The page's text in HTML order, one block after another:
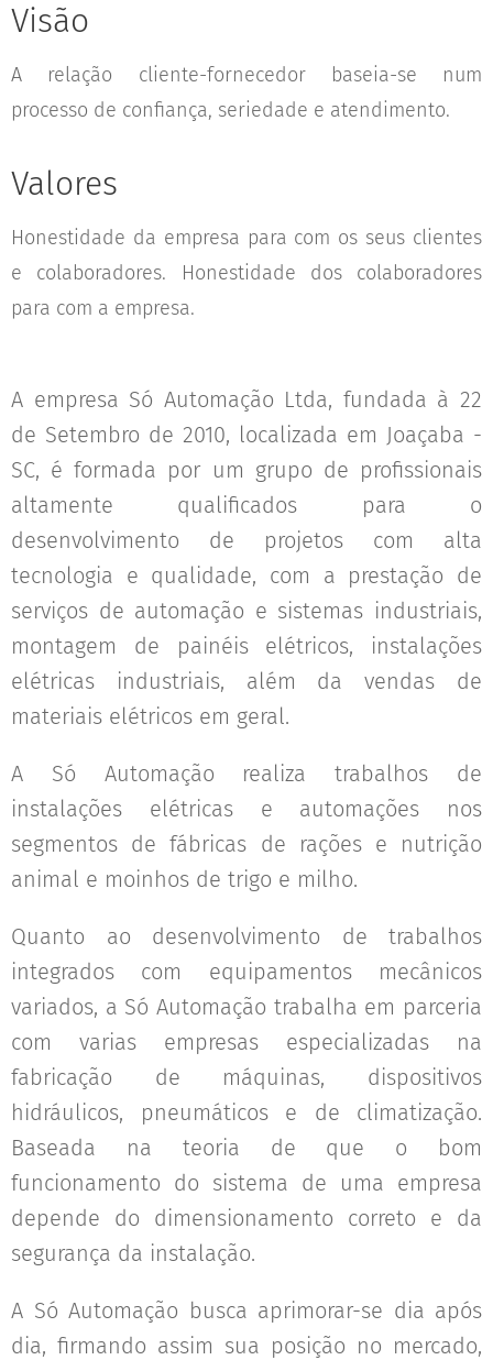
Visão
A relação cliente-fornecedor baseia-se num
processo de confiança, seriedade e atendimento.
Valores
Honestidade da empresa para com os seus clientes
e colaboradores. Honestidade dos colaboradores
para com a empresa.
A empresa Só Automação Ltda, fundada à 22
de Setembro de 2010, localizada em Joaçaba -
SC, é formada por um grupo de profissionais
altamente qualificados para o
desenvolvimento de projetos com alta
tecnologia e qualidade, com a prestação de
serviços de automação e sistemas industriais,
montagem de painéis elétricos, instalações
elétricas industriais, além da vendas de
materiais elétricos em geral.
A Só Automação realiza trabalhos de
instalações elétricas e automações nos
segmentos de fábricas de rações e nutrição
animal e moinhos de trigo e milho.
Quanto ao desenvolvimento de trabalhos
integrados com equipamentos mecânicos
variados, a Só Automação trabalha em parceria
com varias empresas especializadas na
fabricação de máquinas, dispositivos
hidráulicos, pneumáticos e de climatização.
Baseada na teoria de que o bom
funcionamento do sistema de uma empresa
depende do dimensionamento correto e da
segurança da instalação.
A Só Automação busca aprimorar-se dia após
dia, firmando assim sua posição no mercado,